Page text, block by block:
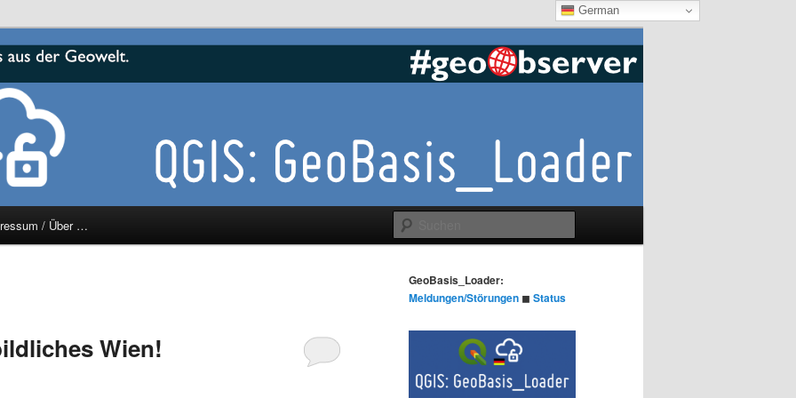
/ Über …
Wien!
GeoBasis_Loader:
Meldungen/Störungen ◼︎ Status
German